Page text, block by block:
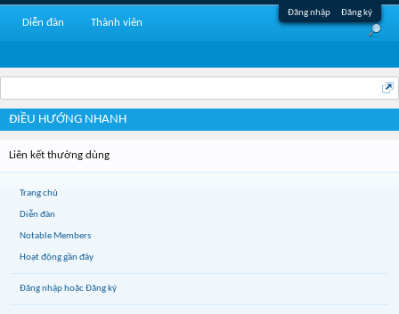
Đăng nhập Đăng ký
ĐIỀU HƯỚNG NHANH
Liên kết thường dùng
Trang chủ
Diễn đàn
Notable Members
Hoạt động gần đây
Đăng nhập hoặc Đăng ký
Diễn đàn Thành viên